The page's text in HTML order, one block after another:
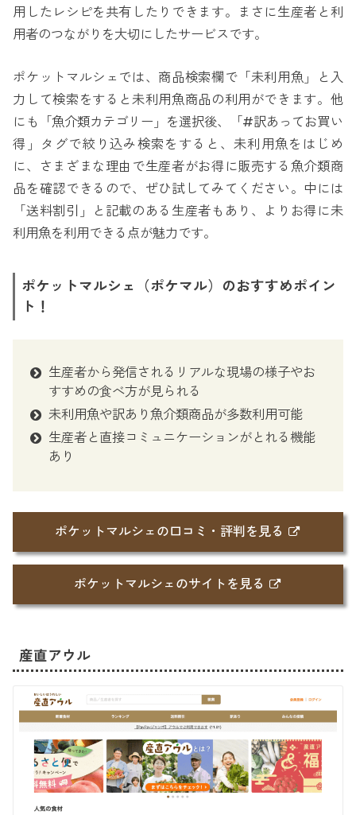
用したレシピを共有したりできます。まさに生産者と利
用者のつながりを大切にしたサービスです。
ポケットマルシェでは、商品検索欄で「未利用魚」と入
力して検索をすると未利用魚商品の利用ができます。他
にも「魚介類カテゴリー」を選択後、「#訳あってお買い
得」タグで絞り込み検索をすると、未利用魚をはじめ
に、さまざまな理由で生産者がお得に販売する魚介類商
品を確認できるので、ぜひ試してみてください。中には
「送料割引」と記載のある生産者もあり、よりお得に未
利用魚を利用できる点が魅力です。
ポケットマルシェ（ポケマル）のおすすめポイン
ト！
生産者から発信されるリアルな現場の様子やお
すすめの食べ方が見られる
未利用魚や訳あり魚介類商品が多数利用可能
生産者と直接コミュニケーションがとれる機能
あり
ポケットマルシェの口コミ・評判を見る
ポケットマルシェのサイトを見る
産直アウル